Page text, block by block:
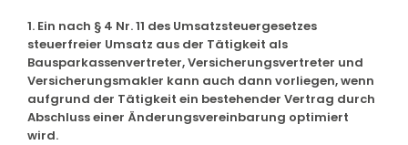
1. Ein nach § 4 Nr. 11 des Umsatzsteuergesetzes
steuerfreier Umsatz aus der Tätigkeit als
Bausparkassenvertreter, Versicherungsvertreter und
Versicherungsmakler kann auch dann vorliegen, wenn
aufgrund der Tätigkeit ein bestehender Vertrag durch
Abschluss einer Änderungsvereinbarung optimiert
wird.